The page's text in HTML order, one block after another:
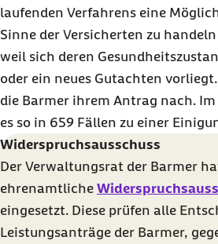
laufenden Verfahrens eine
Sinne der Versicherten zu
weil sich deren
oder ein neues Gutachten
die Barmer ihrem Antrag nach.
es so in 659 Fällen zu einer
Widerspruchsausschuss
Der Verwaltungsrat der Barmer
ehrenamtliche
eingesetzt. Diese prüfen alle
Leistungsanträge der Barmer,